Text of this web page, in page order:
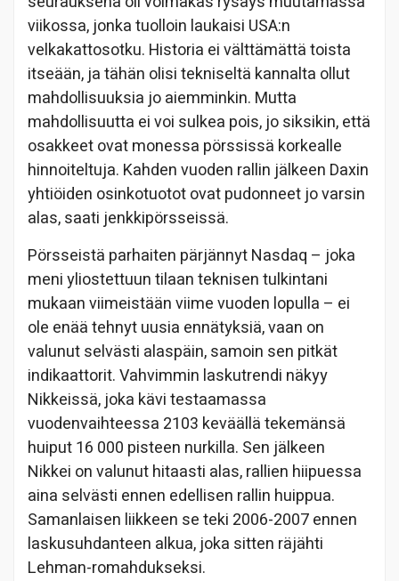
viikossa, jonka tuolloin laukaisi USA:n
velkakattosotku. Historia ei välttämättä toista
itseään, ja tähän olisi tekniseltä kannalta ollut
mahdollisuuksia jo aiemminkin. Mutta
mahdollisuutta ei voi sulkea pois, jo siksikin, että
osakkeet ovat monessa pörssissä korkealle
hinnoiteltuja. Kahden vuoden rallin jälkeen Daxin
yhtiöiden osinkotuotot ovat pudonneet jo varsin
alas, saati jenkkipörsseissä.
Pörsseistä parhaiten pärjännyt Nasdaq – joka
meni yliostettuun tilaan teknisen tulkintani
mukaan viimeistään viime vuoden lopulla – ei
ole enää tehnyt uusia ennätyksiä, vaan on
valunut selvästi alaspäin, samoin sen pitkät
indikaattorit.Vahvimmin laskutrendi näkyy
Nikkeissä, joka kävi testaamassa
vuodenvaihteessa 2103 keväällä tekemänsä
huiput 16 000 pisteen nurkilla. Sen jälkeen
Nikkei on valunut hitaasti alas, rallien hiipuessa
aina selvästi ennen edellisen rallin huippua.
Samanlaisen liikkeen se teki 2006-2007 ennen
laskusuhdanteen alkua, joka sitten räjähti
Lehman-romahdukseksi.